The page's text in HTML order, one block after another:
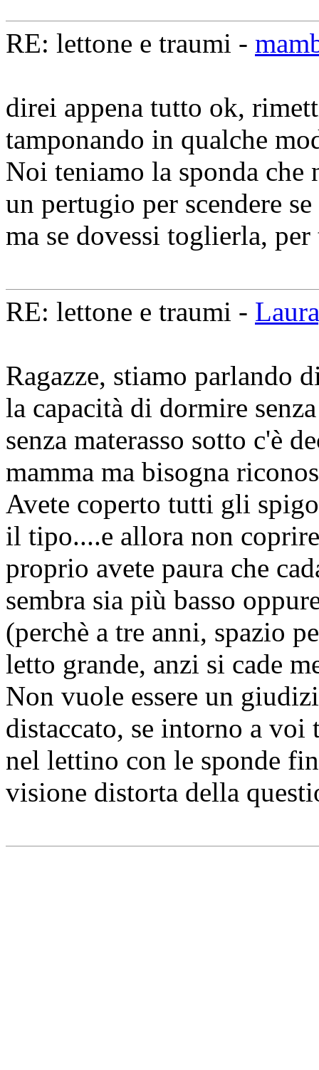
RE: lettone e traumi -
direi appena tutto ok,
tamponando in qualche
Noi teniamo la sponda
un pertugio per scendere
ma se dovessi toglierla,
RE: lettone e traumi -
Ragazze, stiamo parlando
la capacità di dormire
senza materasso sotto c'è
mamma ma bisogna
Avete coperto tutti gli
il tipo....e allora non
proprio avete paura che
sembra sia più basso
(perchè a tre anni, spazio
letto grande, anzi si cade
Non vuole essere un
distaccato, se intorno a
nel lettino con le sponde
visione distorta della